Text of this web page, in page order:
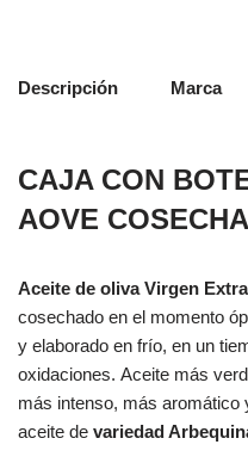
Descripción Marca
CAJA CON
AOVE
Aceite de oliva Virgen Extra
cosechado en el momento
y elaborado en frío, en un
oxidaciones. Aceite más
más intenso, más aromático
aceite de variedad